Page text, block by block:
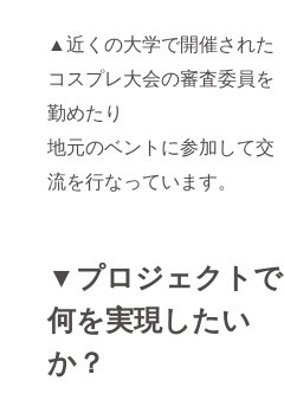
▲近くの大学で開催された
コスプレ大会の審査委員を
勤めたり
地元のベントに参加して交
流を行なっています。
▼プロジェクトで
何を実現したい
か？